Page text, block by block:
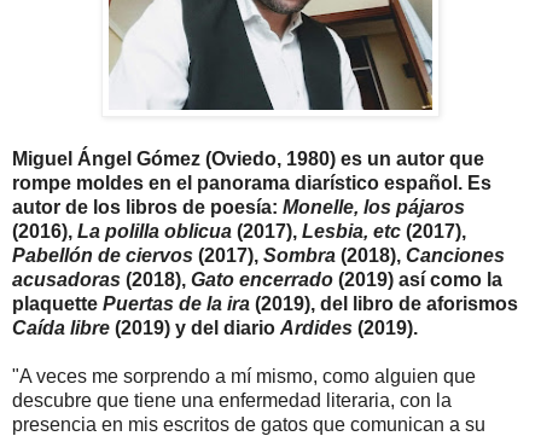
Miguel Ángel Gómez (Oviedo, 1980) es un autor que
rompe moldes en el panorama diarístico español. Es
autor de los libros de poesía: Monelle, los pájaros
(2016), La polilla oblicua (2017), Lesbia, etc (2017),
Pabellón de ciervos (2017), Sombra (2018), Canciones
acusadoras (2018), Gato encerrado (2019) así como la
plaquette Puertas de la ira (2019), del libro de aforismos
Caída libre (2019) y del diario Ardides (2019).
"A veces me sorprendo a mí mismo, como alguien que
descubre que tiene una enfermedad literaria, con la
presencia en mis escritos de gatos que comunican a su